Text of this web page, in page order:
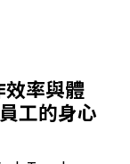
率與體
工的身心